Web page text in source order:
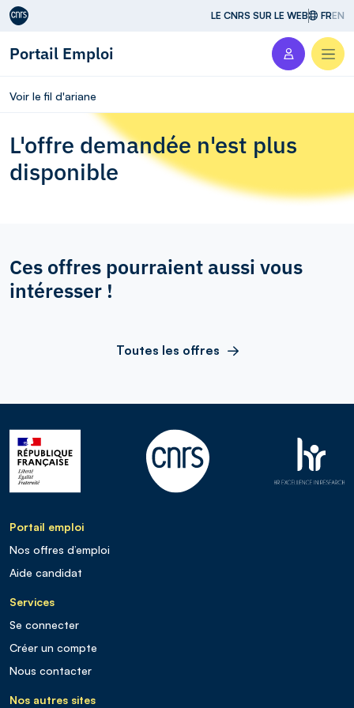
Aller au contenu LE CNRS SUR LE WEB FREN
Portail Emploi
Voir le fil d'ariane
L'offre demandée n'est plus
disponible
Ces offres pourraient aussi vous
intéresser !
Toutes les offres
Portail emploi
Nos offres d’emploi
Aide candidat
Services
Se connecter
Créer un compte
Nous contacter
Nos autres sites